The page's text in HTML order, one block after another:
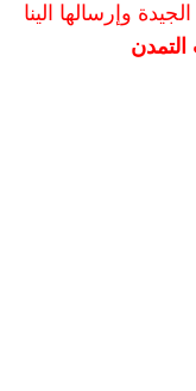
وإرسالها الينا